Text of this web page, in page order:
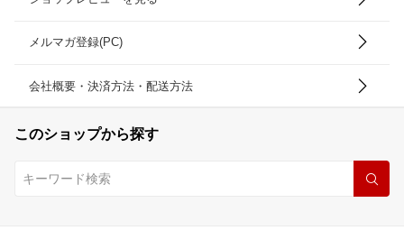
メルマガ登録(PC)
会社概要・決済方法・配送方法
このショップから探す